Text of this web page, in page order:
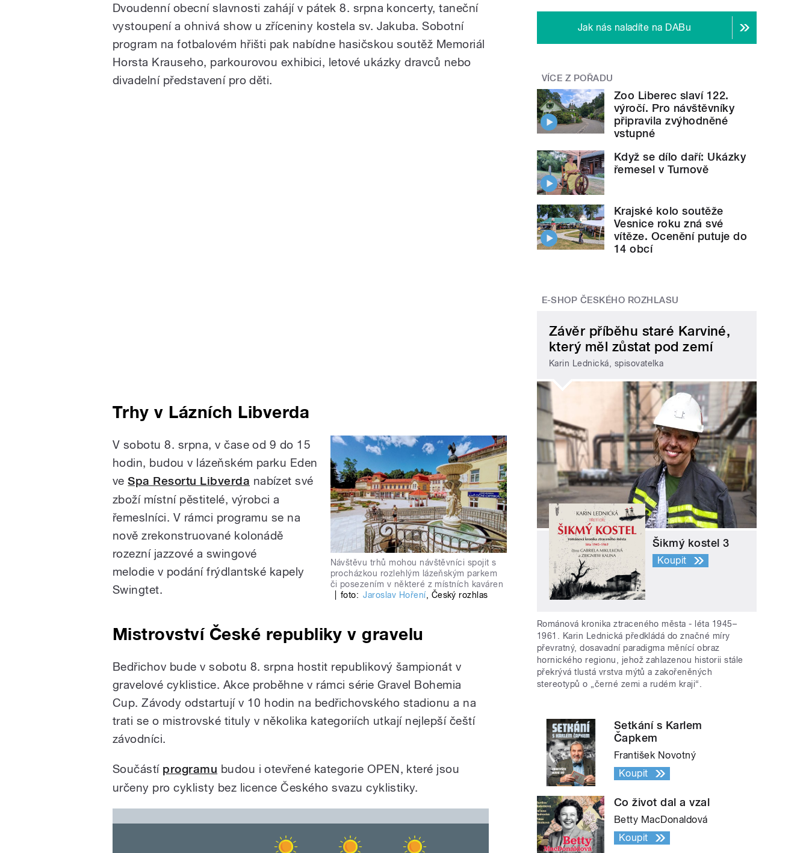
Dvoudenní obecní slavnosti zahájí v pátek 8. srpna koncerty, taneční
vystoupení a ohnivá show u zříceniny kostela sv. Jakuba. Sobotní
program na fotbalovém hřišti pak nabídne hasičskou soutěž Memoriál
Horsta Krauseho, parkourovou exhibici, letové ukázky dravců nebo
divadelní představení pro děti.
Trhy v Lázních Libverda
Návštěvu trhů mohou návštěvníci spojit s
procházkou rozlehlým lázeňským parkem
či posezením v některé z místních kaváren
foto: Jaroslav Hoření, Český rozhlas
V sobotu 8. srpna, v čase od 9 do 15
hodin, budou v lázeňském parku Eden
veSpa Resortu Libverda nabízet své
zboží místní pěstitelé, výrobci a
řemeslníci. V rámci programu se na
nově zrekonstruované kolonádě
rozezní jazzové a swingové
melodie v podání frýdlantské kapely
Swingtet.
Mistrovství České republiky v gravelu
Bedřichov bude v sobotu 8. srpna hostit republikový šampionát v
gravelové cyklistice. Akce proběhne v rámci série Gravel Bohemia
Cup. Závody odstartují v 10 hodin na bedřichovského stadionu a na
trati se o mistrovské tituly v několika kategoriích utkají nejlepší čeští
závodníci.
Součástí programu budou i otevřené kategorie OPEN, které jsou
určeny pro cyklisty bez licence Českého svazu cyklistiky.
Jak nás naladíte na DABu
VÍCE Z POŘADU
Zoo Liberec slaví 122.
výročí. Pro návštěvníky
připravila zvýhodněné
vstupné
Když se dílo daří: Ukázky
řemesel v Turnově
Krajské kolo soutěže
Vesnice roku zná své
vítěze. Ocenění putuje do
14 obcí
E-SHOP ČESKÉHO ROZHLASU
Závěr příběhu staré Karviné,
který měl zůstat pod zemí
Karin Lednická, spisovatelka
Šikmý kostel 3
Koupit
Románová kronika ztraceného města - léta 1945–
1961. Karin Lednická předkládá do značné míry
převratný, dosavadní paradigma měnící obraz
hornického regionu, jehož zahlazenou historii stále
překrývá tlustá vrstva mýtů a zakořeněných
stereotypů o „černé zemi a rudém kraji“.
Setkání s Karlem
Čapkem
František Novotný
Koupit
Co život dal a vzal
Betty MacDonaldová
Koupit